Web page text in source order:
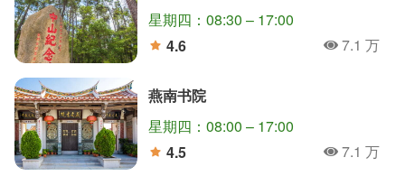
星期四：08:30 – 17:00
4.6
人氣7.1 万
燕南书院
星期四：08:00 – 17:00
4.5
人氣7.1 万